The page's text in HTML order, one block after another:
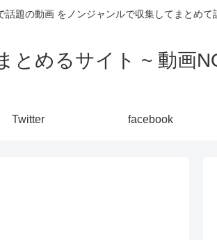
題の動画 をノンジャンルで収集してまとめて
とめるサイト ~ 動画
Twitter facebook